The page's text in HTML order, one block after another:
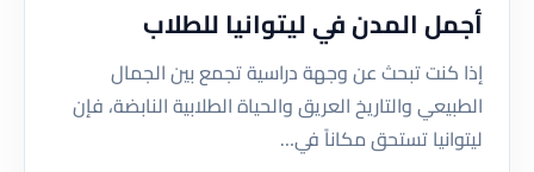
أجمل المدن في ليتوانيا للطلاب
إذا كنت تبحث عن وجهة دراسية تجمع بين الجمال
الطبيعي والتاريخ العريق والحياة الطلابية النابضة، فإن
ليتوانيا تستحق مكاناً في…